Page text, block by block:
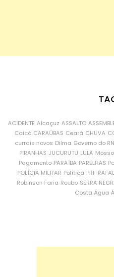
ACIDENTE Alcaçuz ASSALTO
Caicó CARAÚBAS Ceará CHUVA
currais novos Dilma Governo do RN
PIRANHAS JUCURUTU LULA
Pagamento PARAÍBA PARELHAS
POLÍCIA MILITAR Política PRF
Robinson Faria Roubo SERRA
Costa Água